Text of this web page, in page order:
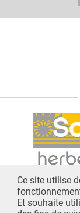
Ce site utilise
Et souhaite